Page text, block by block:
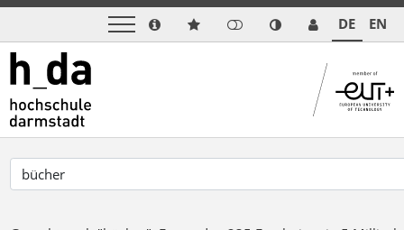
DE EN